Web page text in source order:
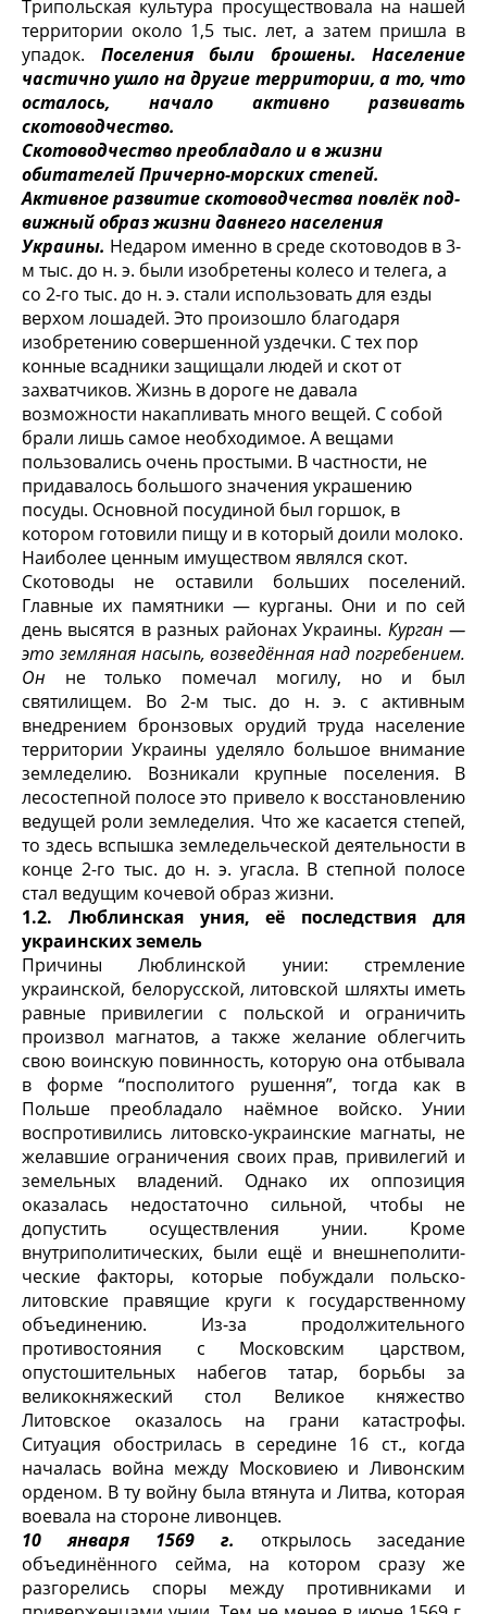
Трипольская культура просуществовала на нашей
территории около 1,5 тыс. лет, а затем пришла в
упадок. Поселения были броше­ны. Население
частично ушло на другие территории, а то, что
осталось, начало активно развивать
скотоводчество.
Скотоводчество преобладало и в жизни
обитателей Причерно-морских степей.
Активное развитие скотоводчества повлёк под­
вижный образ жизни давнего населения
Украины. Недаром именно в среде скотоводов в 3-
м тыс. до н. э. были изобретены колесо и телега, а
со 2-го тыс. до н. э. стали использовать для езды
верхом лошадей. Это про­изошло благодаря
изобретению совершенной уздечки. С тех пор
конные всадники защищали людей и скот от
захватчиков. Жизнь в дороге не давала
возможности накапливать много вещей. С собой
брали лишь самое необхо­димое. А вещами
пользовались очень простыми. В частности, не
придава­лось большого значения украшению
посуды. Основной посудиной был гор­шок, в
котором готовили пищу и в который доили молоко.
Наиболее ценным имуществом являлся скот.
Скотоводы не оставили больших поселений.
Главные их памятники — курга­ны. Они и по сей
день высятся в разных районах Украины. Курган —
это земляная насыпь, возведённая над погребением.
Он не только помечал моги­лу, но и был
святилищем. Во 2-м тыс. до н. э. с активным
внедрением бронзо­вых орудий труда население
территории Украины уделяло большое внимание
земледелию. Возникали крупные поселения. В
лесостепной полосе это привело к восстановлению
ведущей роли земледелия. Что же касается степей,
то здесь вспышка земледельческой деятельности в
конце 2-го тыс. до н. э. угасла. В степной полосе
стал ведущим кочевой образ жизни.
1.2. Люблинская уния, её последствия для
украинских земель
Причины Люблинской унии: стремление
украинской, белорусской, литов­ской шляхты иметь
равные привилегии с польской и ограничить
произвол магнатов, а также желание облегчить
свою воинскую повинность, которую она отбывала
в форме “посполитого рушення”, тогда как в
Польше преоб­ладало наёмное войско. Унии
воспротивились литовско-украинские магнаты, не
желавшие ограничения своих прав, привилегий и
земельных владений. Однако их оппозиция
оказалась недостаточно сильной, чтобы не
допустить осуществления унии. Кроме
внутриполитических, были ещё и внешнеполити­
ческие факторы, которые побуждали польско-
литовские правящие круги к государственному
объединению. Из-за продолжительного
противостояния с Московским царством,
опустошительных набегов татар, борьбы за
велико­княжеский стол Великое княжество
Литовское оказалось на грани катастро­фы.
Ситуация обострилась в середине 16 ст., когда
началась война между Московиею и Ливонским
орденом. В ту войну была втянута и Литва, которая
воевала на стороне ливонцев.
10 января 1569 г. открылось заседание
объединённого сейма, на кото­ром сразу же
разгорелись споры между противниками и